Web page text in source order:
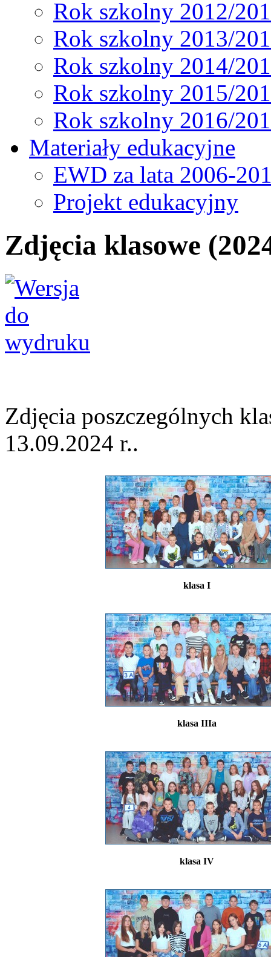
Rok szkolny 2012/
Rok szkolny 2013/
Rok szkolny 2014/
Rok szkolny 2015/
Rok szkolny 2016/
Materiały edukacyjne
EWD za lata 2006-
Projekt edukacyjny
Zdjęcia klasowe
Zdjęcia poszczególnych
13.09.2024 r..
klasa I
klasa IIIa
klasa IV